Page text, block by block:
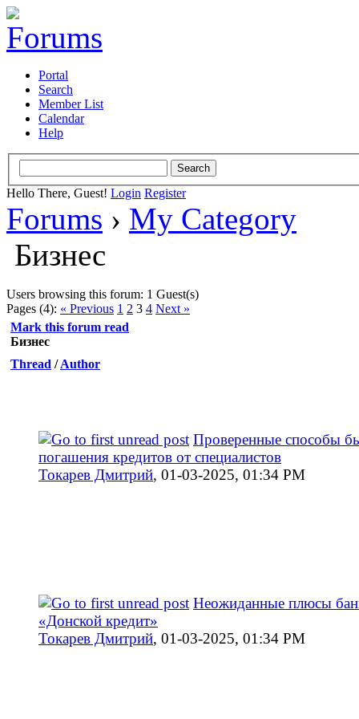
Portal
Search
Member List
Calendar
Help
Hello There, Guest! Login Register
Forums › My Category
Бизнес
Users browsing this forum: 1 Guest(s)
Pages (4): « Previous 1 2 3 4 Next »
Mark this forum read
Бизнес
Thread /Author
Проверенные способы
погашения кредитов от специалистов
Токарев Дмитрий, 01-03-2025, 01:34 PM
Неожиданные плюсы
«Донской кредит»
Токарев Дмитрий, 01-03-2025, 01:34 PM